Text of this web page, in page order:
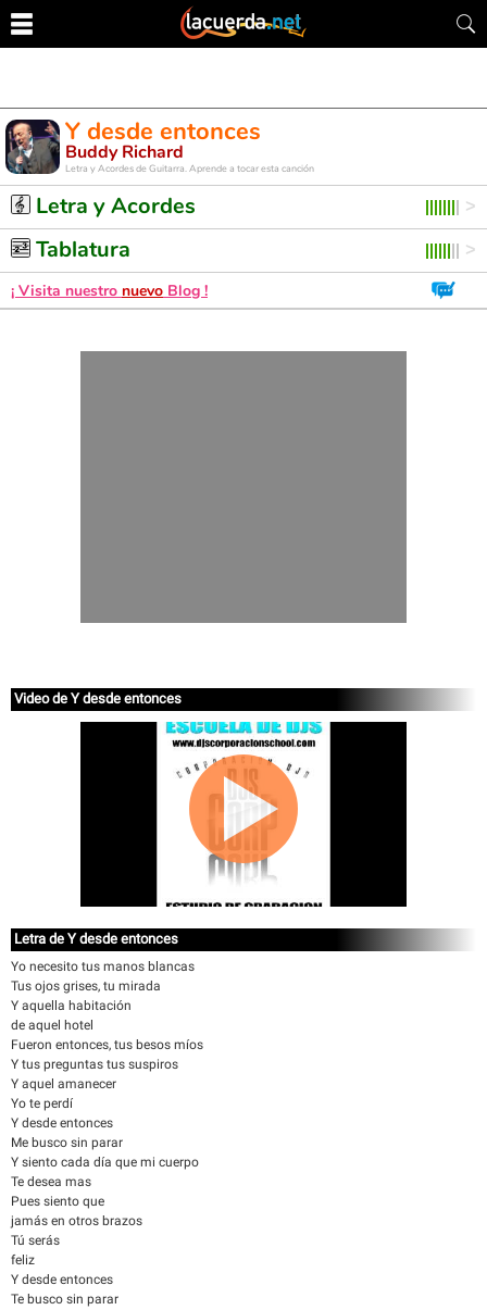
Y desde entonces
Buddy Richard
Letra y Acordes de Guitarra. Aprende a tocar esta canción
Letra y Acordes
Tablatura
¡ Visita nuestro nuevo Blog !
Video de Y desde entonces
Letra de Y desde entonces
Yo necesito tus manos blancas
Tus ojos grises, tu mirada
Y aquella habitación
de aquel hotel
Fueron entonces, tus besos míos
Y tus preguntas tus suspiros
Y aquel amanecer
Yo te perdí
Y desde entonces
Me busco sin parar
Y siento cada día que mi cuerpo
Te desea mas
Pues siento que
jamás en otros brazos
Tú serás
feliz
Y desde entonces
Te busco sin parar